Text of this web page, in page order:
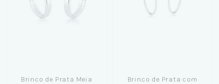
Brinco de Prata Meia
Brinco de Prata com